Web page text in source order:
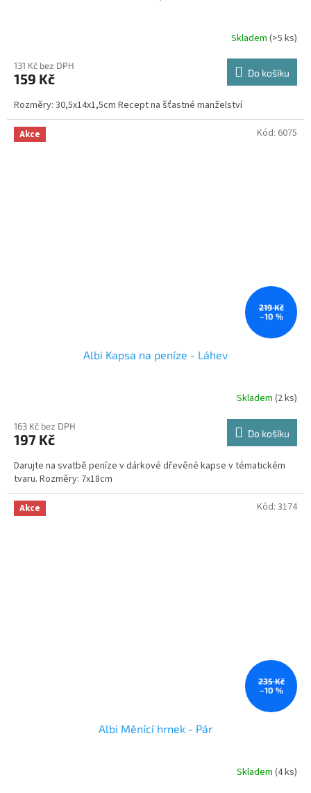
Skladem (>5 ks)
131 Kč bez DPH
159 Kč Do košíku
Rozměry: 30,5x14x1,5cm Recept na šťastné manželství
Akce
219 Kč
–10 %
Albi Kapsa na peníze - Láhev
Skladem (2 ks)
163 Kč bez DPH
197 Kč Do košíku
Darujte na svatbě peníze v dárkové dřevěné kapse v tématickém
tvaru. Rozměry: 7x18cm
Kód: 6075
Akce
235 Kč
–10 %
Albi Měnící hrnek - Pár
Skladem (4 ks)
Kód: 3174